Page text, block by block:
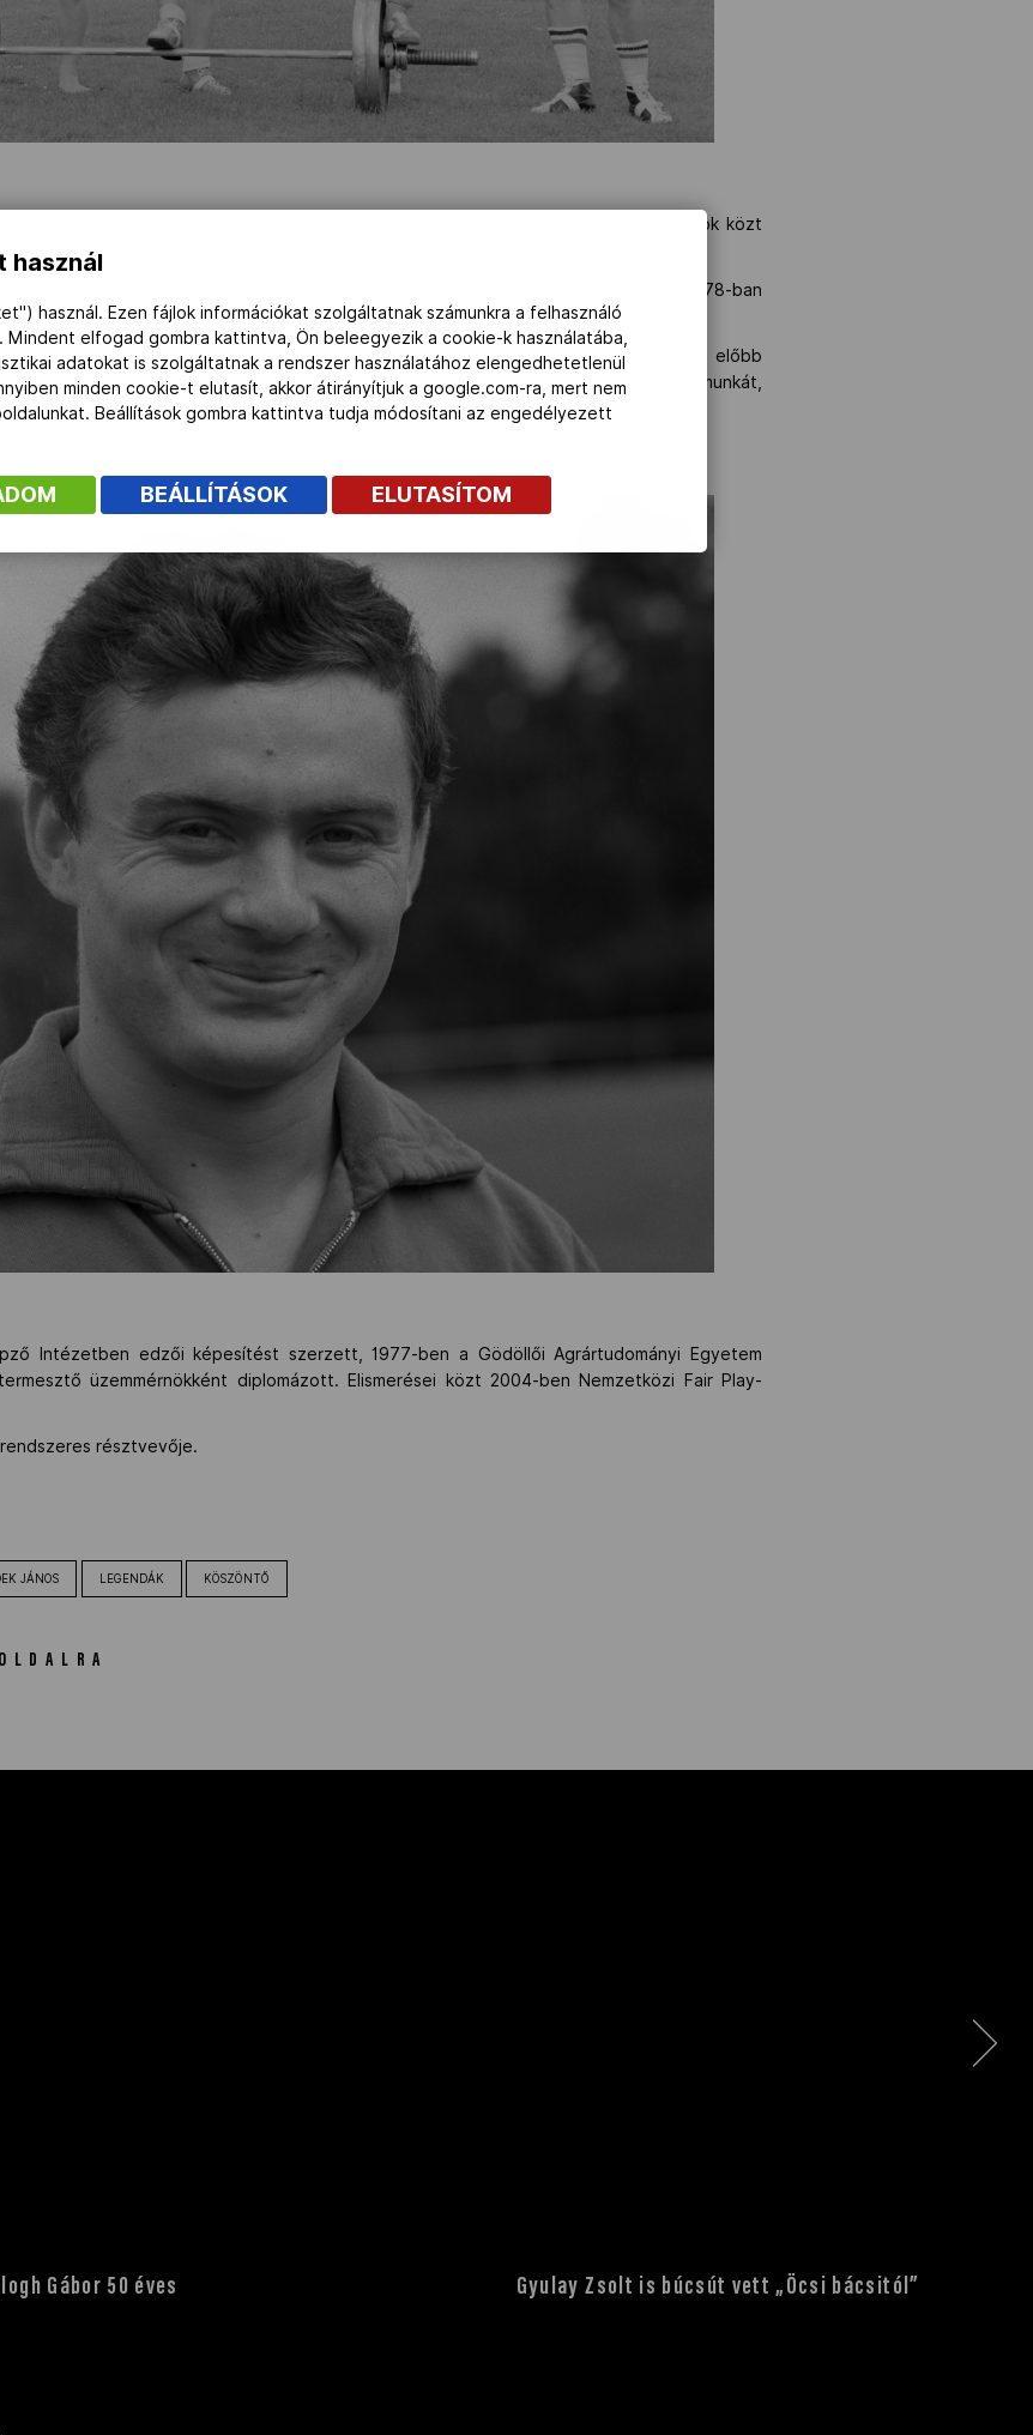
érmeket, '70-ben és '72-ben világbajnoki bronzérmes, 1973-ban a 60 kg-osok közt
Vb-ken és Eb-ken összesen 16 dobogós helyet szerzett.
10., majd négy év múlva Münchenben bronzérmes. Az aktív versenyzéstől 1978-ban
a magyar súlyemelő-válogatott másodedzője Orvos András mellett, klubszinten előbb
majd 1992-től a Tatai Honvéd AC edzője. Kétezerben a tatai edzőtáborban kap munkát,
Balázsfi Zoltán a sportágban világbajnoki címet is szerzett.
Intézetben edzői képesítést szerzett, 1977-ben a Gödöllői Agrártudományi Egyetem
üzemmérnökként diplomázott. Elismerései közt 2004-ben Nemzetközi Fair Play-
résztvevője.
JÁNOS LEGENDÁK KÖSZÖNTŐ
Gábor 50 éves Gyulay Zsolt is búcsút vett „Öcsi bácsitól”
használ
használ. Ezen fájlok információkat szolgáltatnak számunkra a felhasználó
Mindent elfogad gombra kattintva, Ön beleegyezik a cookie-k használatába,
adatokat is szolgáltatnak a rendszer használatához elengedhetetlenül
minden cookie-t elutasít, akkor átirányítjuk a google.com-ra, mert nem
Beállítások gombra kattintva tudja módosítani az engedélyezett
BEÁLLÍTÁSOK ELUTASÍTOM